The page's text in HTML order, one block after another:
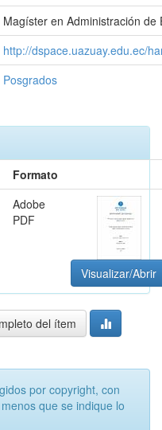
Magíster en Administración de
http://dspace.uazuay.edu.ec/
Posgrados
Formato
Adobe
PDF
Visualizar/Abrir
del ítem
por copyright, con
que se indique lo